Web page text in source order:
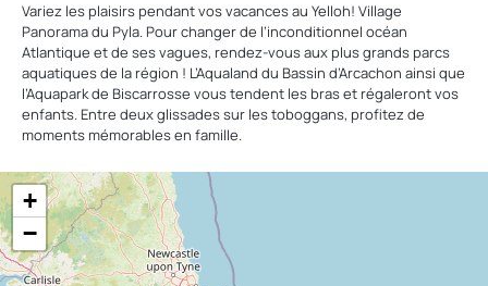
Variez les plaisirs pendant vos vacances au Yelloh! Village
Panorama du Pyla. Pour changer de l’inconditionnel océan
Atlantique et de ses vagues, rendez-vous aux plus grands parcs
aquatiques de la région ! L’Aqualand du Bassin d’Arcachon ainsi que
l’Aquapark de Biscarrosse vous tendent les bras et régaleront vos
enfants. Entre deux glissades sur les toboggans, profitez de
moments mémorables en famille.
+
−